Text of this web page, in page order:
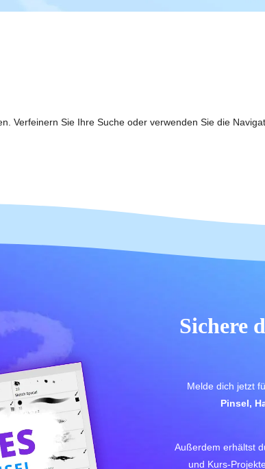
Verfeinern Sie Ihre Suche oder verwenden Sie die
Sichere
Melde dich jetzt
Pinsel,
Außerdem erhältst
und Kurs-